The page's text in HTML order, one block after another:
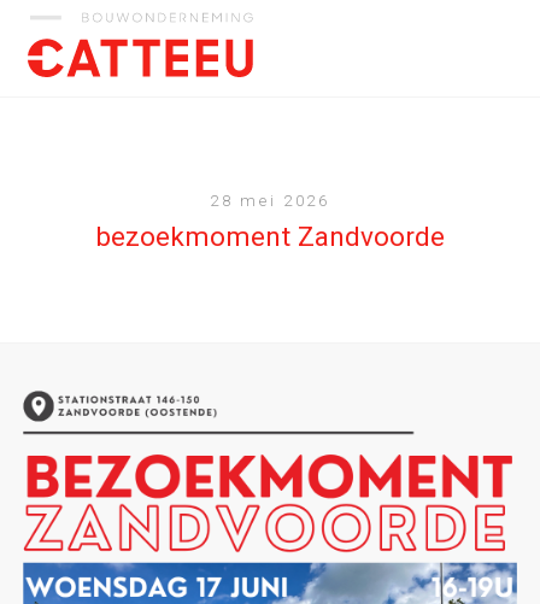
28 mei 2026
bezoekmoment Zandvoorde